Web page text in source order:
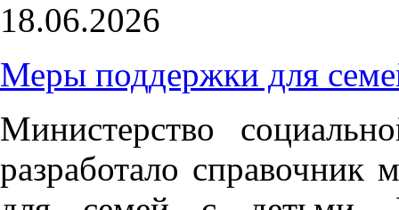
18.06.2026
Меры поддержки для
Министерство
разработало справочник